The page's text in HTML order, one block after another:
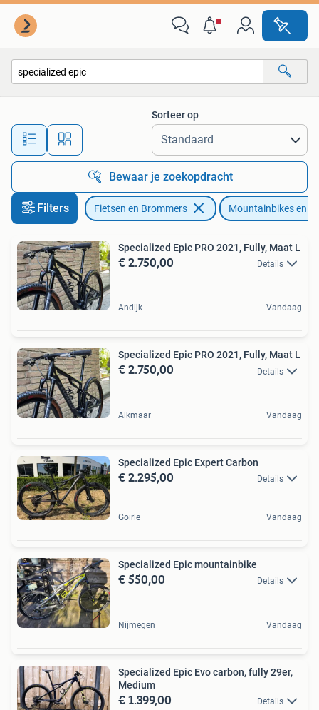
Alle afstanden…
Sorteer op
Bewaar je zoekopdracht
Filters Fietsen en Brommers Mountainbikes en
Specialized Epic PRO 2021, Fully, Maat L
€ 2.750,00 Details
Andijk Vandaag
Specialized Epic PRO 2021, Fully, Maat L
€ 2.750,00 Details
Alkmaar Vandaag
Specialized Epic Expert Carbon
€ 2.295,00 Details
Goirle Vandaag
Specialized Epic mountainbike
€ 550,00 Details
Nijmegen Vandaag
Specialized Epic Evo carbon, fully 29er,
Medium
€ 1.399,00 Details